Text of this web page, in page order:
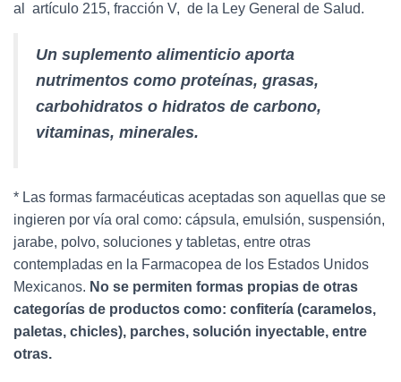
al artículo 215, fracción V, de la Ley General de Salud.
Un suplemento alimenticio aporta
nutrimentos como proteínas, grasas,
carbohidratos o hidratos de carbono,
vitaminas, minerales.
* Las formas farmacéuticas aceptadas son aquellas que se
ingieren por vía oral como: cápsula, emulsión, suspensión,
jarabe, polvo, soluciones y tabletas, entre otras
contempladas en la Farmacopea de los Estados Unidos
Mexicanos. No se permiten formas propias de otras
categorías de productos como: confitería (caramelos,
paletas, chicles), parches, solución inyectable, entre
otras.